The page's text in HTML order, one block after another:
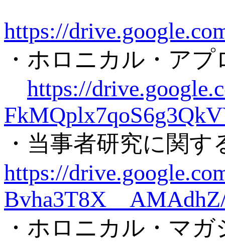
https://
・ホロニカル・ア
https://
・当事者研究に関
https://
・ホロニカル・マガ